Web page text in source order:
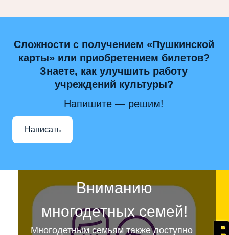
Сложности с получением «Пушкинской
карты» или приобретением билетов?
Знаете, как улучшить работу
учреждений культуры?
Напишите — решим!
Написать
Вниманию
многодетных семей!
Многодетным семьям также доступно